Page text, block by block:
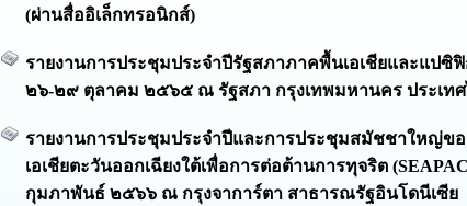
(ผ่านสื่ออิเล็กทรอนิกส์)
รายงานการประชุมประจำปีรัฐสภาภาคพื้นเอเชียและแปซิ
๒๖-๒๙ ตุลาคม ๒๕๖๕ ณ รัฐสภา กรุงเทพมหานคร ประเท
รายงานการประชุมประจำปีและการประชุมสมัชชาใหญ่ข
เอเชียตะวันออกเฉียงใต้เพื่อการต่อต้านการทุจริต
กุมภาพันธ์ ๒๕๖๖ ณ กรุงจาการ์ตา สาธารณรัฐอินโดนีเซีย